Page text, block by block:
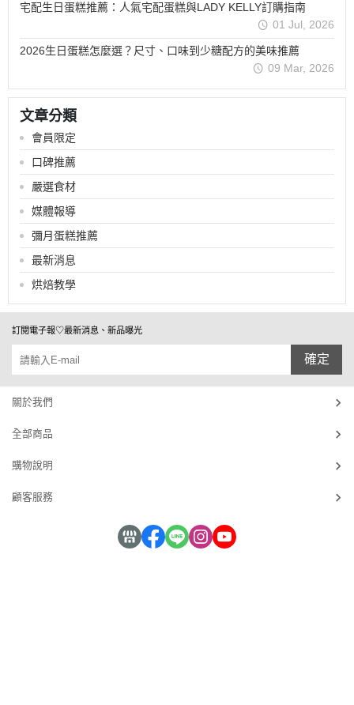
宅配生日蛋糕推薦：人氣宅配蛋糕與LADY KELLY訂購指南
01 Jul, 2026
2026生日蛋糕怎麼選？尺寸、口味到少糖配方的美味推薦
09 Mar, 2026
文章分類
會員限定
口碑推薦
嚴選食材
媒體報導
彌月蛋糕推薦
最新消息
烘焙教學
訂閱電子報♡最新消息、新品曝光
確定
關於我們
全部商品
購物說明
顧客服務